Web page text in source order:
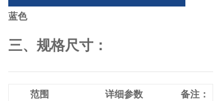
蓝色
三、规格尺寸：
范围 详细参数 备注：